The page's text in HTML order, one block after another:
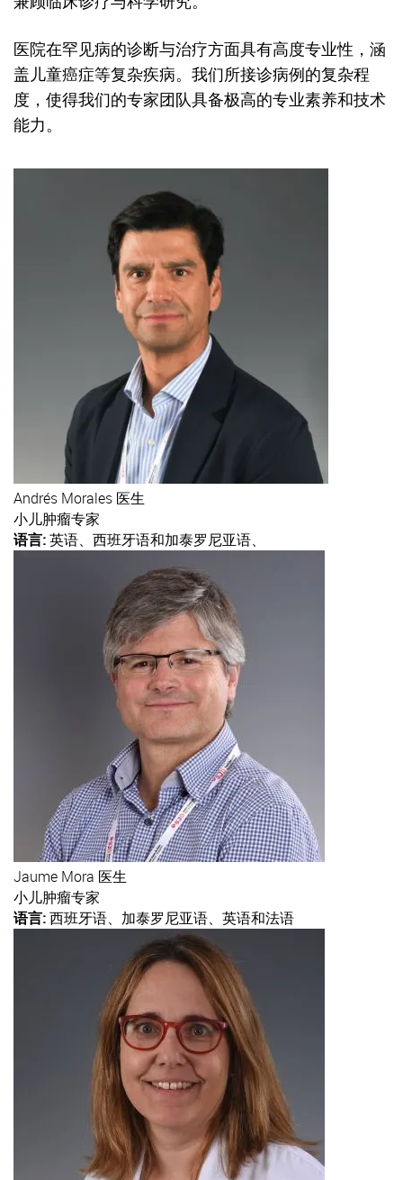
医院在罕见病的诊断与治疗方面具有高度专业性，涵
盖儿童癌症等复杂疾病。我们所接诊病例的复杂程
度，使得我们的专家团队具备极高的专业素养和技术
能力。
Andrés Morales 医生
小儿肿瘤专家
语言:英语、西班牙语和加泰罗尼亚语、
Jaume Mora 医生
小儿肿瘤专家
语言:西班牙语、加泰罗尼亚语、英语和法语